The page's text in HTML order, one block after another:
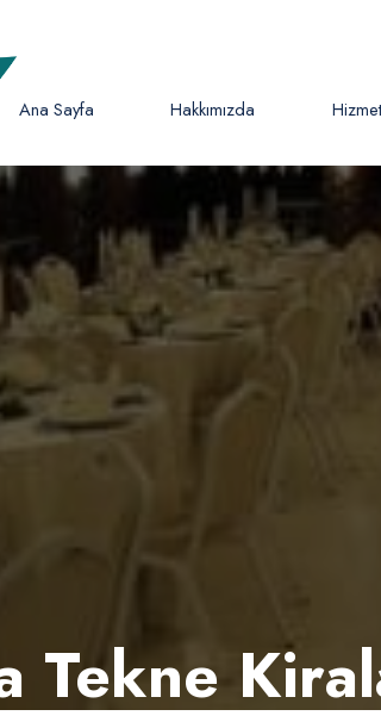
Ana Sayfa Hakkımızda
Tekne